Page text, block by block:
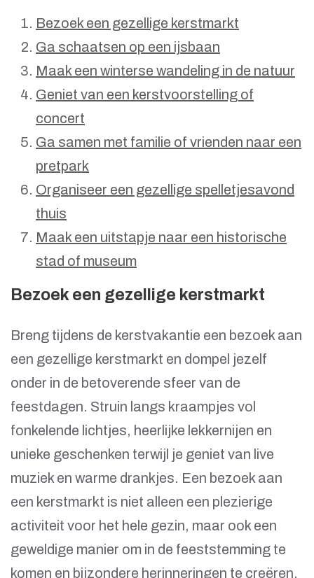
Bezoek een gezellige kerstmarkt
Ga schaatsen op een ijsbaan
Maak een winterse wandeling in de natuur
Geniet van een kerstvoorstelling of
concert
Ga samen met familie of vrienden naar een
pretpark
Organiseer een gezellige spelletjesavond
thuis
Maak een uitstapje naar een historische
stad of museum
Bezoek een gezellige kerstmarkt
Breng tijdens de kerstvakantie een bezoek aan
een gezellige kerstmarkt en dompel jezelf
onder in de betoverende sfeer van de
feestdagen. Struin langs kraampjes vol
fonkelende lichtjes, heerlijke lekkernijen en
unieke geschenken terwijl je geniet van live
muziek en warme drankjes. Een bezoek aan
een kerstmarkt is niet alleen een plezierige
activiteit voor het hele gezin, maar ook een
geweldige manier om in de feeststemming te
komen en bijzondere herinneringen te creëren.